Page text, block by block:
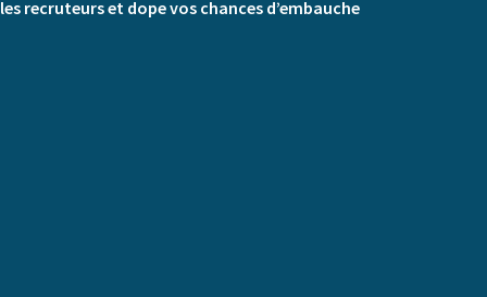
les recruteurs et dope vos chances d’embauche